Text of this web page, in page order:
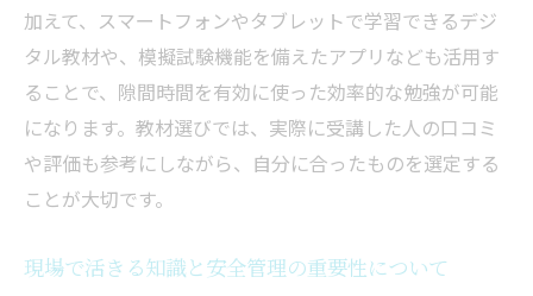
加えて、スマートフォンやタブレットで学習できるデジ
タル教材や、模擬試験機能を備えたアプリなども活用す
ることで、隙間時間を有効に使った効率的な勉強が可能
になります。教材選びでは、実際に受講した人の口コミ
や評価も参考にしながら、自分に合ったものを選定する
ことが大切です。
現場で活きる知識と安全管理の重要性について